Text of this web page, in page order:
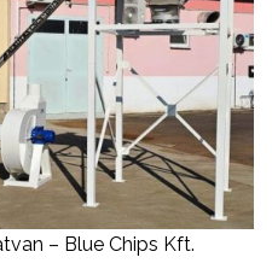
– Blue Chips Kft.